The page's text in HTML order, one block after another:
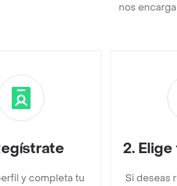
nos
y completa tu
2.
Si deseas